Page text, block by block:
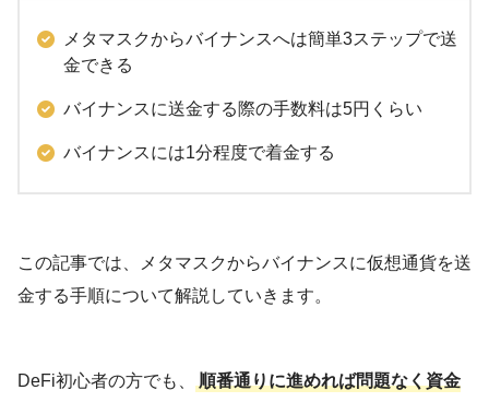
メタマスクからバイナンスへは簡単3ステップで送
金できる
バイナンスに送金する際の手数料は5円くらい
バイナンスには1分程度で着金する
この記事では、メタマスクからバイナンスに仮想通貨を送
金する手順について解説していきます。
DeFi初心者の方でも、
順番通りに進めれば問題なく資金